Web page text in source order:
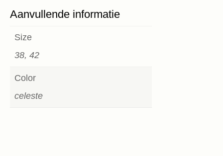
Aanvullende informatie
Size
38, 42
Color
celeste